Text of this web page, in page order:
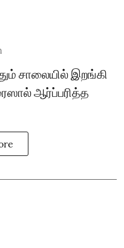
சாலையில் இறங்கி
ஆர்ப்பரித்த